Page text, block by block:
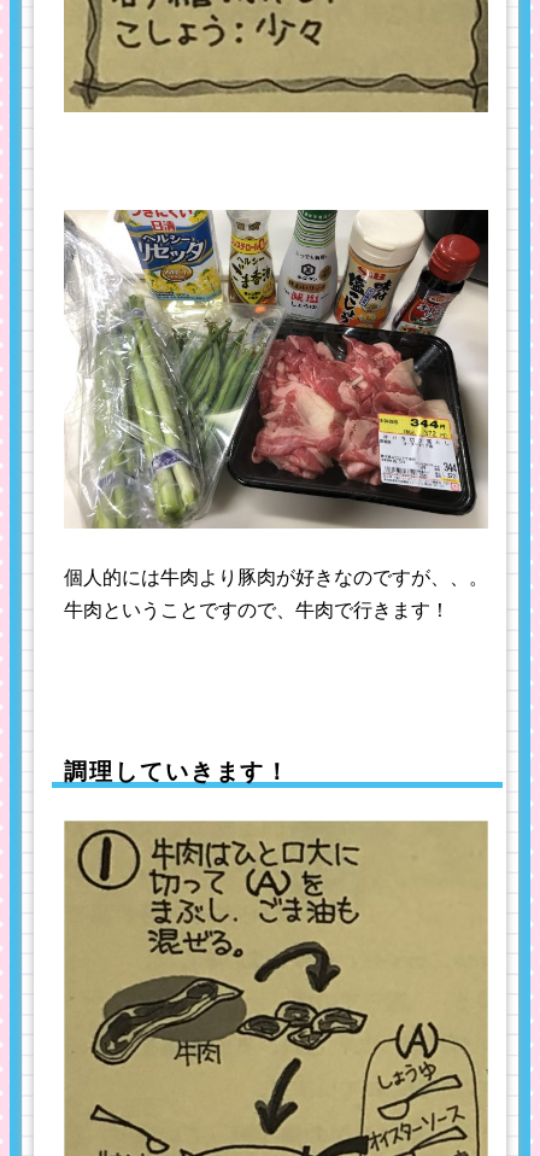
個人的には牛肉より豚肉が好きなのですが、、。
牛肉ということですので、牛肉で行きます！
調理していきます！